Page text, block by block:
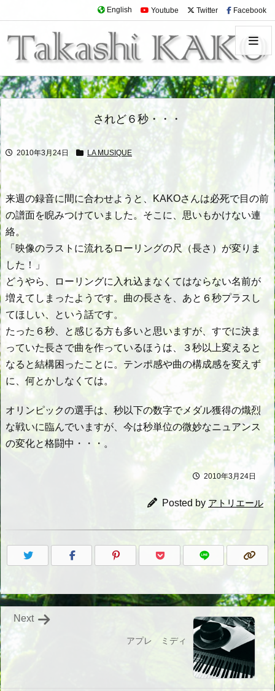
English Youtube Twitter Facebook
されど６秒・・・
2010年3月24日 LA MUSIQUE
来週の録音に間に合わせようと、KAKOさんは必死で目の前
の譜面を睨みつけていました。そこに、思いもかけない連
絡。
「映像のラストに流れるローリングの尺（長さ）が変りま
した！」
どうやら、ローリングに入れ込まなくてはならない名前が
増えてしまったようです。曲の長さを、あと６秒プラスし
てほしい、という話です。
たった６秒、と感じる方も多いと思いますが、すでに決ま
っていた長さで曲を作っているほうは、３秒以上変えると
なると結構困ったことに。テンポ感や曲の構成感を変えず
に、何とかしなくては。
オリンピックの選手は、秒以下の数字でメダル獲得の熾烈
な戦いに臨んでいますが、今は秒単位の微妙なニュアンス
の変化と格闘中・・・。
2010年3月24日
Posted by アトリエール
アプレ ミディ
Next